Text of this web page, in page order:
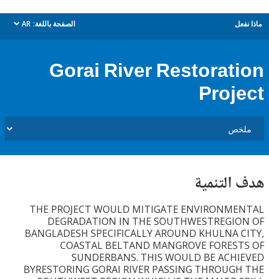
الصفحة باللغة: AR
dropdown
Gorai River
THE PROJECT WOULD MITIGATE
DEGRADATION IN THE
BANGLADESH SPECIFICALLY AROUND
COASTAL BELTAND MANGROVE
SUNDERBANS. THIS WOULD BE
BYRESTORING GORAI RIVER PASSING